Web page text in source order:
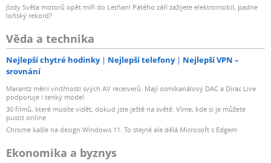
Jízdy Světa motorů opět míří do Letňan! Pátého září zažijete elektromobil, padne
loňský rekord?
Věda a technika
Nejlepší chytré hodinky Nejlepší telefony
Nejlepší VPN –
srovnání
Marantz mění vnitřnosti svých AV receiverů. Mají osmikanálový DAC a Dirac Live
podporuje i tenký model
30 filmů, které musíte vidět, dokud jste ještě na světě. Víme, kde si je můžete
pustit online
Chrome kašle na design Windows 11. To stejné ale dělá Microsoft s Edgem
Ekonomika a byznys